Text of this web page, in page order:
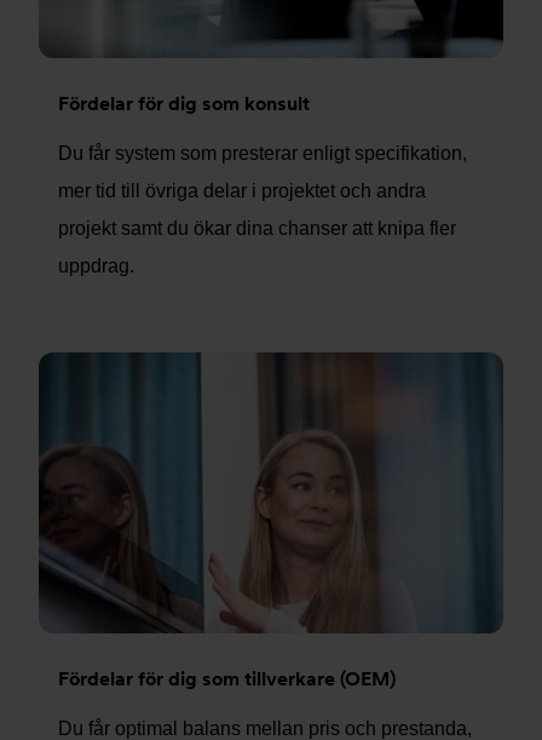
Fördelar för dig som konsult
Du får system som presterar enligt specifikation,
mer tid till övriga delar i projektet och andra
projekt samt du ökar dina chanser att knipa fler
uppdrag.
Fördelar för dig som tillverkare (OEM)
Du får optimal balans mellan pris och prestanda,